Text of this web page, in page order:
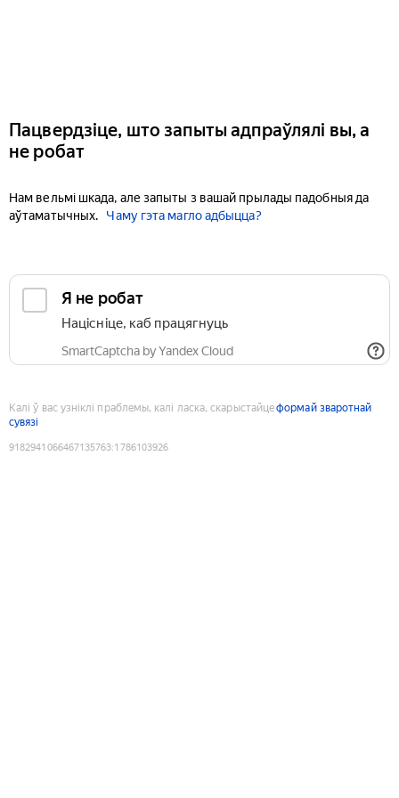
Пацвердзіце, што запыты адпраўлялі вы, а
не робат
Нам вельмі шкада, але запыты з вашай прылады падобныя да
аўтаматычных.
Чаму гэта магло адбыцца?
Я не робат
Націсніце, каб працягнуць
SmartCaptcha by Yandex Cloud
Калі ў вас узніклі праблемы, калі ласка, скарыстайцеформай зваротнай
сувязі
9182941066467135763:1786103926